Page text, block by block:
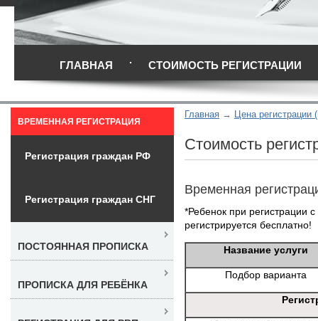
ГЛАВНАЯ СТОИМОСТЬ РЕГИСТРАЦИИ
Главная Цена регистрации
Стоимость
Временная
*Ребенок при регистрации
регистрируется бесплатно!
Название услуги
Подбор варианта
ВРЕМЕННАЯ РЕГИСТРАЦИЯ
Регистрация граждан РФ
Регистрация граждан СНГ
ПОСТОЯННАЯ ПРОПИСКА
ПРОПИСКА ДЛЯ РЕБЁНКА